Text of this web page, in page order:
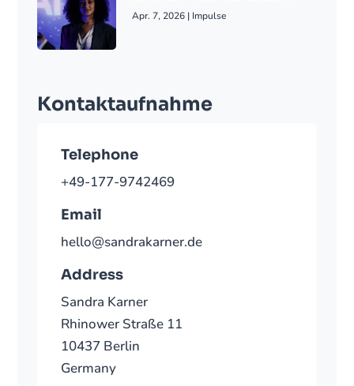
Apr. 7, 2026 | Impulse
Kontaktaufnahme
Telephone
+49-177-9742469
Email
hello@sandrakarner.de
Address
Sandra Karner
Rhinower Straße 11
10437 Berlin
Germany